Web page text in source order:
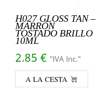
H027 GLOSS TAN –
MARRÓN
TOSTADO BRILLO
10ML
2.85 € "IVA Inc."
A LA CESTA